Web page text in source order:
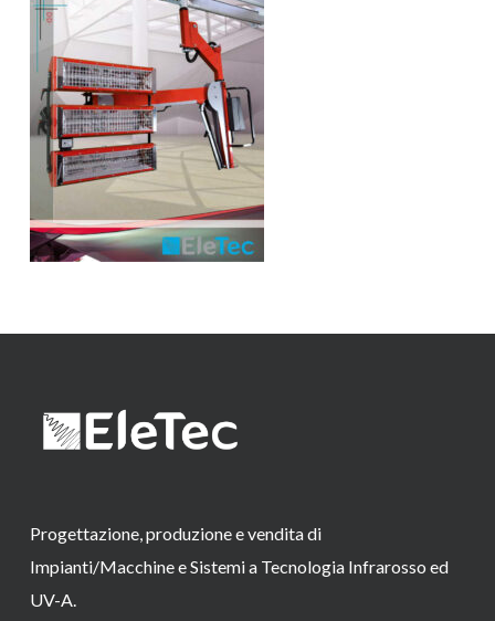
Progettazione, produzione e vendita di
Impianti/Macchine e Sistemi a Tecnologia Infrarosso ed
UV-A.